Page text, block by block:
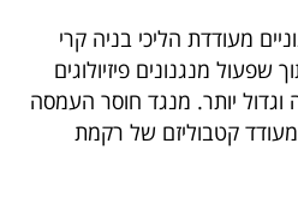
מעודדת הליכי בניה קרי
שפעול מנגנונים פיזיולוגים
וגדול יותר. מנגד חוסר העמסה
מעודד קטבוליזם של רקמת